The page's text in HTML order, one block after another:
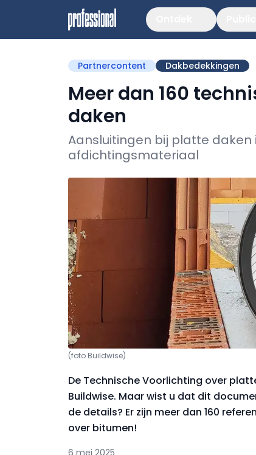
Partnercontent Dakbedekkingen
Meer dan 160
daken
Aansluitingen bij platte
afdichtingsmateriaal
(foto Buildwise)
De Technische Voorlichting over
Buildwise. Maar wist u dat dit
de details? Er zijn meer dan 160
over bitumen!
6 mei 2025